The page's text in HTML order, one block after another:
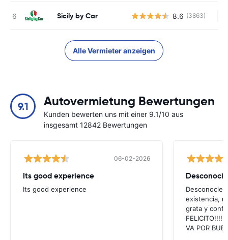
Sicily by Car 8.6 (3863)
Alle Vermieter anzeigen
9.1 Autovermietung Bewertungen
Kunden bewerten uns mit einer 9.1/10 aus
insgesamt 12842 Bewertungen
06-02-2026
Its good experience
Its good experience
existencia,
grata y
FELICITO!!!!,
VA POR